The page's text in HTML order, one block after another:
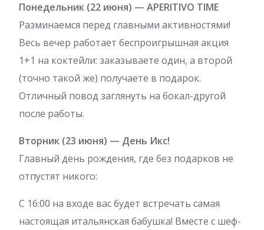
Понедельник (22 июня) — APERITIVO TIME
Разминаемся перед главными активностями!
Весь вечер работает беспроигрышная акция
1+1 на коктейли: заказываете один, а второй
(точно такой же) получаете в подарок.
Отличный повод заглянуть на бокал-другой
после работы.
Вторник (23 июня) — День Икс!
Главный день рождения, где без подарков не
отпустят никого:
С 16:00 на входе вас будет встречать самая
настоящая итальянская бабушка! Вместе с шеф-